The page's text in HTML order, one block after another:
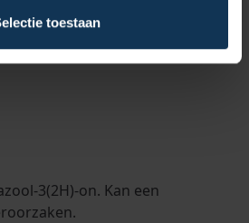
toestaan
originele, gesloten verpakking.
kinderen.
3(2H)-on. Kan een